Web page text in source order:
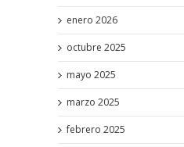
enero 2026
octubre 2025
mayo 2025
marzo 2025
febrero 2025